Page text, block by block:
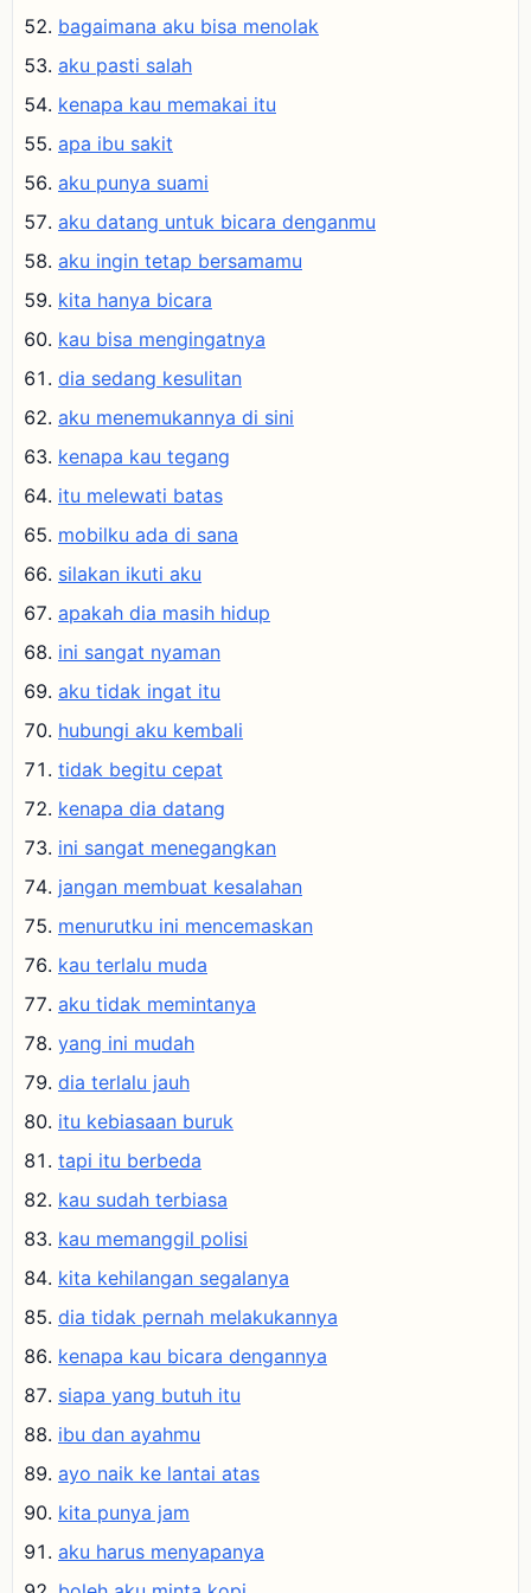
bagaimana aku bisa menolak
aku pasti salah
kenapa kau memakai itu
apa ibu sakit
aku punya suami
aku datang untuk bicara denganmu
aku ingin tetap bersamamu
kita hanya bicara
kau bisa mengingatnya
dia sedang kesulitan
aku menemukannya di sini
kenapa kau tegang
itu melewati batas
mobilku ada di sana
silakan ikuti aku
apakah dia masih hidup
ini sangat nyaman
aku tidak ingat itu
hubungi aku kembali
tidak begitu cepat
kenapa dia datang
ini sangat menegangkan
jangan membuat kesalahan
menurutku ini mencemaskan
kau terlalu muda
aku tidak memintanya
yang ini mudah
dia terlalu jauh
itu kebiasaan buruk
tapi itu berbeda
kau sudah terbiasa
kau memanggil polisi
kita kehilangan segalanya
dia tidak pernah melakukannya
kenapa kau bicara dengannya
siapa yang butuh itu
ibu dan ayahmu
ayo naik ke lantai atas
kita punya jam
aku harus menyapanya